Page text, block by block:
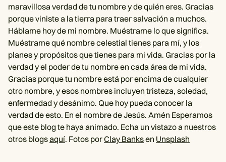
maravillosa verdad de tu nombre y de quién eres. Gracias
porque viniste a la tierra para traer salvación a muchos.
Háblame hoy de mi nombre. Muéstrame lo que significa.
Muéstrame qué nombre celestial tienes para mí, y los
planes y propósitos que tienes para mi vida. Gracias por la
verdad y el poder de tu nombre en cada área de mi vida.
Gracias porque tu nombre está por encima de cualquier
otro nombre, y esos nombres incluyen tristeza, soledad,
enfermedad y desánimo. Que hoy pueda conocer la
verdad de esto. En el nombre de Jesús. Amén Esperamos
que este blog te haya animado. Echa un vistazo a nuestros
otros blogsaquí. Fotos porClay Banksen Unsplash